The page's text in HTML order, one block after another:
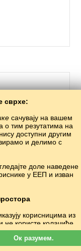
сврхе:
сачувају на вашем
о тим резутатима на
доступни другим
и делимо с
доле наведене
у ЕЕП и изван
корисницима из
не користе колачиће
омогућавање
о огласима и
Ок разумем.